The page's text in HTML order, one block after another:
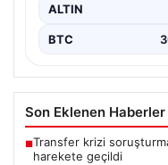
ALTIN
BTC
Son Eklenen Haberler
■Transfer krizi
harekete geçildi